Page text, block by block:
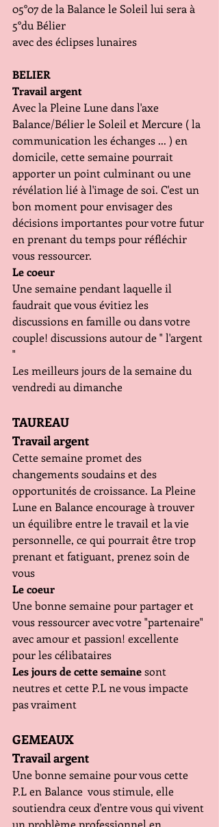
05°07 de la Balance le Soleil lui sera à
5°du Bélier
avec des éclipses lunaires
BELIER
Travail argent
Avec la Pleine Lune dans l'axe
Balance/Bélier le Soleil et Mercure ( la
communication les échanges ... ) en
domicile, cette semaine pourrait
apporter un point culminant ou une
révélation lié à l'image de soi. C'est un
bon moment pour envisager des
décisions importantes pour votre futur
en prenant du temps pour réfléchir
vous ressourcer.
Le coeur
Une semaine pendant laquelle il
faudrait que vous évitiez les
discussions en famille ou dans votre
couple! discussions autour de " l'argent
"
Les meilleurs jours de la semaine du
vendredi au dimanche
TAUREAU
Travail argent
Cette semaine promet des
changements soudains et des
opportunités de croissance. La Pleine
Lune en Balance encourage à trouver
un équilibre entre le travail et la vie
personnelle, ce qui pourrait être trop
prenant et fatiguant, prenez soin de
vous
Le coeur
Une bonne semaine pour partager et
vous ressourcer avec votre "partenaire"
avec amour et passion! excellente
pour les célibataires
Les jours de cette semaine sont
neutres et cette P.L ne vous impacte
pas vraiment
GEMEAUX
Travail argent
Une bonne semaine pour vous cette
P.L en Balance  vous stimule, elle
soutiendra ceux d'entre vous qui vivent
un problème professionnel en